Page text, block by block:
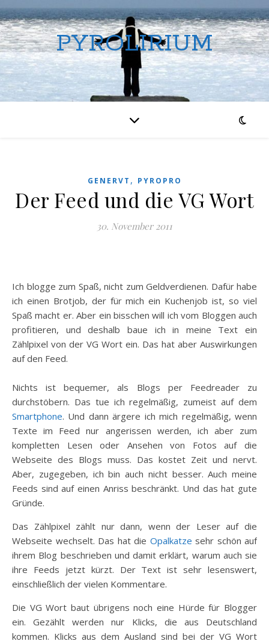
PYROLIRIUM
GENERVT , PYROPRO
Der Feed und die VG Wort
30. November 2011
Ich blogge zum Spaß, nicht zum Geldverdienen. Dafür habe
ich einen Brotjob, der für mich ein Kuchenjob ist, so viel
Spaß macht er. Aber ein bisschen will ich vom Bloggen auch
profitieren, und deshalb baue ich in meine Text ein
Zählpixel von der VG Wort ein. Das hat aber Auswirkungen
auf den Feed.
Nichts ist bequemer, als Blogs per Feedreader zu
durchstöbern. Das tue ich regelmäßig, zumeist auf dem
Smartphone. Und dann ärgere ich mich regelmäßig, wenn
Texte im Feed nur angerissen werden, ich aber zum
kompletten Lesen oder Ansehen von Fotos auf die
Webseite des Blogs muss. Das kostet Zeit und nervt.
Aber, zugegeben, ich bin auch nicht besser. Auch meine
Feeds sind auf einen Anriss beschränkt. Und das hat gute
Gründe.
Das Zählpixel zählt nur dann, wenn der Leser auf die
Webseite wechselt. Das hat die Opalkatze sehr schön auf
ihrem Blog beschrieben und damit erklärt, warum auch sie
ihre Feeds jetzt kürzt. Der Text ist sehr lesenswert,
einschließlich der vielen Kommentare.
Die VG Wort baut übrigens noch eine Hürde für Blogger
ein. Gezählt werden nur Klicks, die aus Deutschland
kommen. Klicks aus dem Ausland sind bei der VG Wort